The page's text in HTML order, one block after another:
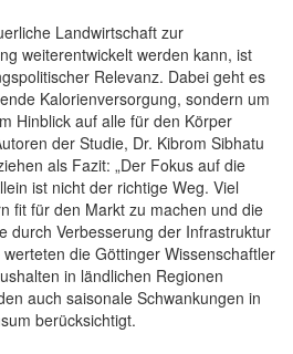
Landwirtschaft zur
weiterentwickelt werden kann, ist
Relevanz. Dabei geht es
Kalorienversorgung, sondern um
Hinblick auf alle für den Körper
der Studie, Dr. Kibrom Sibhatu
als Fazit: „Der Fokus auf die
ist nicht der richtige Weg. Viel
fit für den Markt zu machen und die
durch Verbesserung der Infrastruktur
die Göttinger Wissenschaftler
in ländlichen Regionen
auch saisonale Schwankungen in
berücksichtigt.